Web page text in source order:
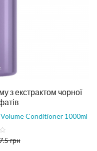
з екстрактом чорної
Conditioner 1000ml
грн